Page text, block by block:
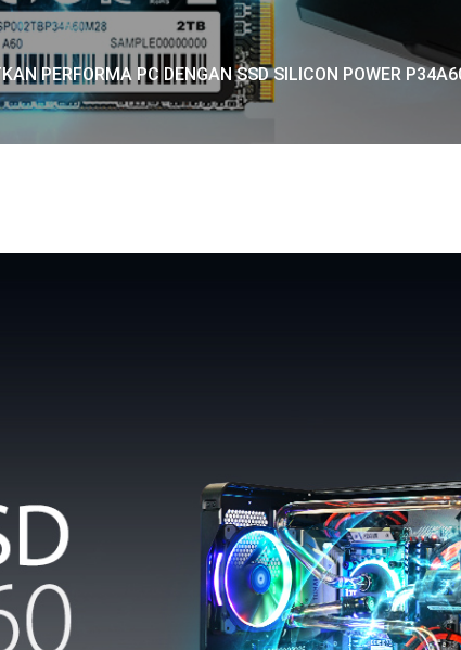
PERFORMA PC DENGAN SSD SILICON POWER